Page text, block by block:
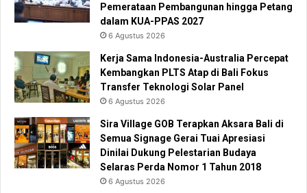
Pemerataan Pembangunan hingga Petang
dalam KUA-PPAS 2027
6 Agustus 2026
Kerja Sama Indonesia-Australia Percepat
Kembangkan PLTS Atap di Bali Fokus
Transfer Teknologi Solar Panel
6 Agustus 2026
Sira Village GOB Terapkan Aksara Bali di
Semua Signage Gerai Tuai Apresiasi
Dinilai Dukung Pelestarian Budaya
Selaras Perda Nomor 1 Tahun 2018
6 Agustus 2026